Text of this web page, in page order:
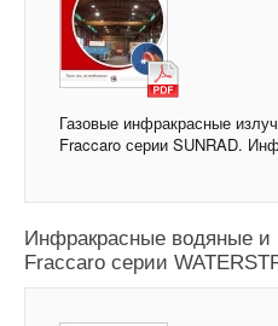
Газовые инфракрасные
Fraccaro серии SUNRAD.
Инфракрасные водяные и
Fraccaro серии